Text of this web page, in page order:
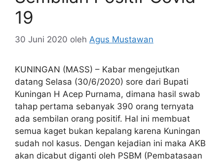
19
30 Juni 2020 oleh Agus Mustawan
KUNINGAN (MASS) – Kabar mengejutkan
datang Selasa (30/6/2020) sore dari Bupati
Kuningan H Acep Purnama, dimana hasil swab
tahap pertama sebanyak 390 orang ternyata
ada sembilan orang positif. Hal ini membuat
semua kaget bukan kepalang karena Kuningan
sudah nol kasus. Dengan kejadian ini maka AKB
akan dicabut diganti oleh PSBM (Pembatasaan